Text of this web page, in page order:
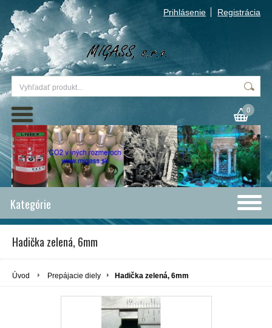
Prihlásenie Registrácia
0
Kategórie
Hadička zelená, 6mm
Úvod Prepájacie diely Hadička zelená, 6mm